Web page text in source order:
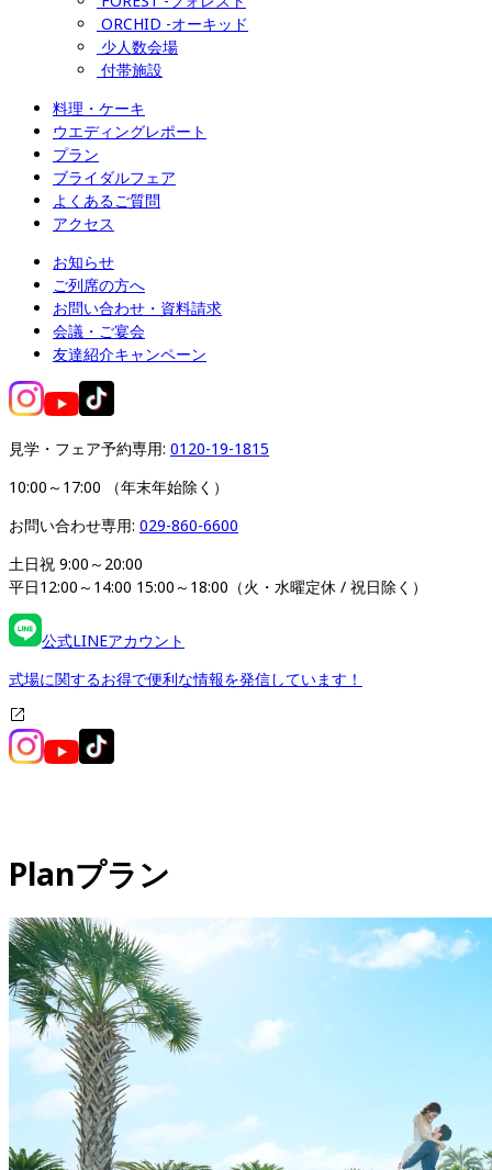
ORCHID -オーキッド
少人数会場
付帯施設
料理・ケーキ
ウエディングレポート
プラン
ブライダルフェア
よくあるご質問
アクセス
お知らせ
ご列席の方へ
お問い合わせ・資料請求
会議・ご宴会
友達紹介キャンペーン
見学・フェア予約専用: 0120-19-1815
10:00～17:00 （年末年始除く）
お問い合わせ専用: 029-860-6600
土日祝 9:00～20:00
平日12:00～14:00 15:00～18:00（火・水曜定休 / 祝日除く）
公式LINEアカウント
式場に関するお得で便利な情報を発信しています！
Planプラン